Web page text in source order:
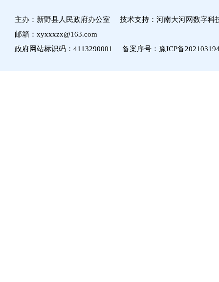
主办：新野县人民政府办公室 技术支持：河南大河网数字科
邮箱：xyxxxzx@163.com
政府网站标识码：4113290001 备案序号： 豫ICP备